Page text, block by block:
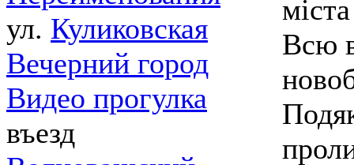
ул. Куликовская
Вечерний город
Видео прогулка
въезд
Всю